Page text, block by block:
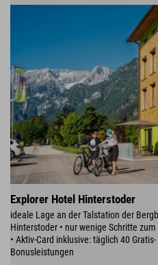
Explorer Hotel Hinterstoder
ideale Lage an der Talstation der
Hinterstoder • nur wenige Schritte
• Aktiv-Card inklusive: täglich 40
Bonusleistungen